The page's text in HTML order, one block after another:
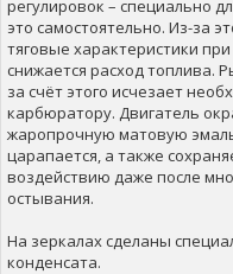
регулировок – специально
это самостоятельно. Из-за
тяговые характеристики
снижается расход топлива.
за счёт этого исчезает
карбюратору. Двигатель
жаропрочную матовую
царапается, а также
воздействию даже после
остывания.
На зеркалах сделаны
конденсата.